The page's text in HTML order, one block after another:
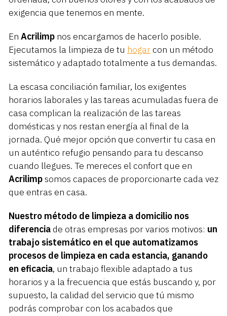
exigencia que tenemos en mente.
En Acrilimp nos encargamos de hacerlo posible.
Ejecutamos la limpieza de tu hogarcon un método
sistemático y adaptado totalmente a tus demandas.
La escasa conciliación familiar, los exigentes
horarios laborales y las tareas acumuladas fuera de
casa complican la realización de las tareas
domésticas y nos restan energía al final de la
jornada. Qué mejor opción que convertir tu casa en
un auténtico refugio pensando para tu descanso
cuando llegues. Te mereces el confort que en
Acrilimpsomos capaces de proporcionarte cada vez
que entras en casa.
Nuestro método de limpieza a domicilio nos
diferenciade otras empresas por varios motivos: un
trabajo sistemático en el que automatizamos
procesos de limpieza en cada estancia, ganando
en eficacia, un trabajo flexible adaptado a tus
horarios y a la frecuencia que estás buscando y, por
supuesto, la calidad del servicio que tú mismo
podrás comprobar con los acabados que